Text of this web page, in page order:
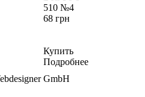
510 №4
68 грн
Купить
Подробнее
GmbH